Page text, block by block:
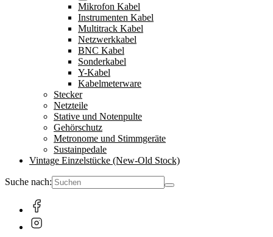
Mikrofon Kabel
Instrumenten Kabel
Multitrack Kabel
Netzwerkkabel
BNC Kabel
Sonderkabel
Y-Kabel
Kabelmeterware
Stecker
Netzteile
Stative und Notenpulte
Gehörschutz
Metronome und Stimmgeräte
Sustainpedale
Vintage Einzelstücke (New-Old Stock)
Suche nach: